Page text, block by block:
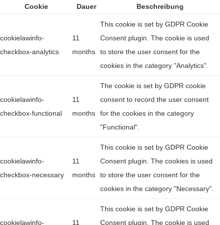
Cookie
Dauer Beschreibung
cookielawinfo-
checkbox-analytics
11
months
This cookie is set by GDPR Cookie
Consent plugin. The cookie is used
to store the user consent for the
cookies in the category "Analytics".
cookielawinfo-
checkbox-functional
11
months
The cookie is set by GDPR cookie
consent to record the user consent
for the cookies in the category
"Functional".
cookielawinfo-
checkbox-necessary
11
months
This cookie is set by GDPR Cookie
Consent plugin. The cookies is used
to store the user consent for the
cookies in the category "Necessary".
cookielawinfo-
11
This cookie is set by GDPR Cookie
Consent plugin. The cookie is used